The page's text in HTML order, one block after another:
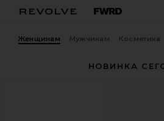
Женщинам Мужчинам Косметика
НОВИНКА